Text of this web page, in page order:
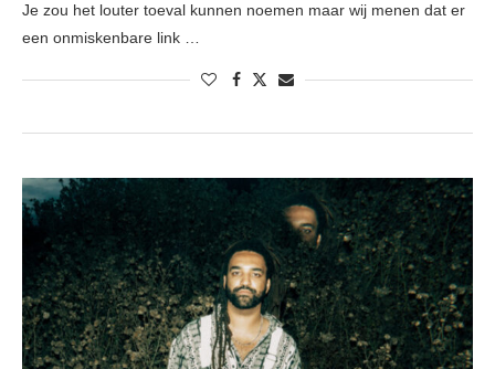
Je zou het louter toeval kunnen noemen maar wij menen dat er
een onmiskenbare link …